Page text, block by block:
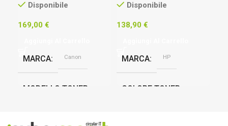
Disponibile
169,00 €
MARCA Canon
MODELLO TONER
M351, MFP M375, M451,
Disponibile
138,90 €
MARCA HP
COLORE TONER